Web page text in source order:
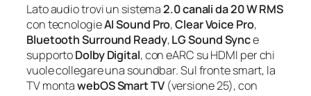
Lato audio trovi un sistema2.0 canali da 20 W RMS
con tecnologieAI Sound Pro,Clear Voice Pro,
Bluetooth Surround Ready,LG Sound Synce
supportoDolby Digital, con eARC su HDMI per chi
vuole collegare una soundbar. Sul fronte smart, la
TV montawebOS Smart TV(versione 25), con